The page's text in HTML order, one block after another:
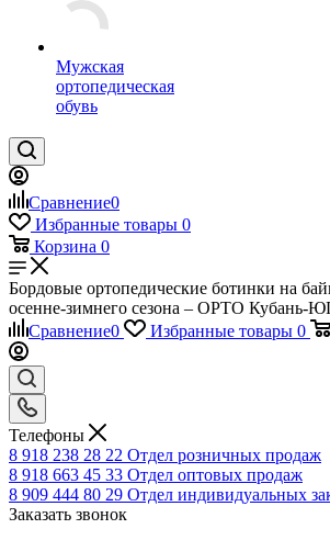
Мужская
ортопедическая
обувь
Сравнение0
Избранные товары 0
Корзина 0
Бордовые ортопедические ботинки на
осенне-зимнего сезона – ОРТО Кубань-
Сравнение0 Избранные товары 0
Телефоны
8 918 238 28 22 Отдел розничных продаж
8 918 663 45 33 Отдел оптовых продаж
8 909 444 80 29 Отдел индивидуальных
Заказать звонок